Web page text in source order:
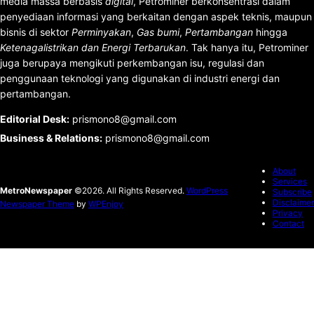
penyediaan informasi yang berkaitan dengan aspek teknis, maupun
bisnis di sektor Perminyakan, Gas bumi, Pertambangan hingga
Ketenagalistrikan dan Energi Terbarukan. Tak hanya itu, Petrominer
juga berupaya mengikuti perkembangan isu, regulasi dan
penggunaan teknologi yang digunakan di industri energi dan
pertambangan.
Editorial Desk: prismono8@gmail.com
Business & Relations: prismono8@gmail.com
MetroNewspaper ©2026. All Rights Reserved. WordPress
Newspaper Theme by WPEnjoy
About
Services
Subscribe
Disclaimer
Privacy
Contact